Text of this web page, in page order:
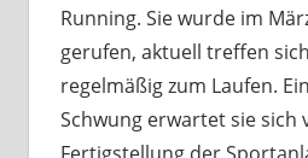
Running. Sie wurde im
gerufen, aktuell treffen
regelmäßig zum Laufen.
Schwung erwartet sie sich